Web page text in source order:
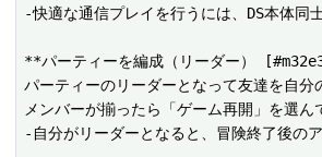
-快適な通信プレイを行うには、DS本体同
**パーティーを編成（リーダー）
パーティーのリーダーとなって友達を自
メンバーが揃ったら「ゲーム再開」を選ん
-自分がリーダーとなると、冒険終了後の